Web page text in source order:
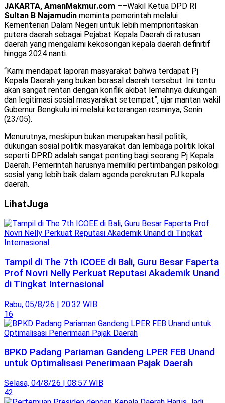
JAKARTA, AmanMakmur.com ––Wakil Ketua DPD RI
Sultan B Najamudin meminta pemerintah melalui
Kementerian Dalam Negeri untuk lebih memprioritaskan
putera daerah sebagai Pejabat Kepala Daerah di ratusan
daerah yang mengalami kekosongan kepala daerah definitif
hingga 2024 nanti.
“Kami mendapat laporan masyarakat bahwa terdapat Pj
Kepala Daerah yang bukan berasal daerah tersebut. Ini tentu
akan sangat rentan dengan konflik akibat lemahnya dukungan
dan legitimasi sosial masyarakat setempat”, ujar mantan wakil
Gubernur Bengkulu ini melalui keterangan resminya, Senin
(23/05).
Menurutnya, meskipun bukan merupakan hasil politik,
dukungan sosial politik masyarakat dan lembaga politik lokal
seperti DPRD adalah sangat penting bagi seorang Pj Kepala
Daerah. Pemerintah harusnya memiliki pertimbangan psikologi
sosial yang lebih baik dalam agenda perekrutan PJ kepala
daerah.
LihatJuga
Tampil di The 7th ICOEE di Bali, Guru Besar Faperta
Prof Novri Nelly Perkuat Reputasi Akademik Unand
di Tingkat Internasional
Rabu, 05/8/26 | 20:32 WIB
16
BPKD Padang Pariaman Gandeng LPER FEB Unand
untuk Optimalisasi Penerimaan Pajak Daerah
Selasa, 04/8/26 | 08:57 WIB
42